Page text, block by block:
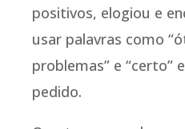
positivos, elogiou e
usar palavras como
problemas” e “certo”
pedido.